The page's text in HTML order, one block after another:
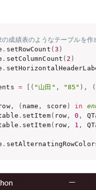
成績表のようなテーブルを作
. setRowCount ( 3 )
. setColumnCount ( 2 )
.
= ( "山田" , "85" ) , (
, ( name , score ) in
. setItem( row , 0 ,
. setItem( row , 1 ,
.